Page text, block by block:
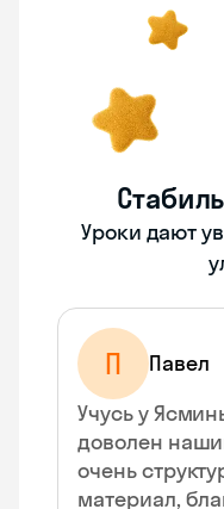
Уроки дают
П Павел
Учусь у
доволен
очень
материал,